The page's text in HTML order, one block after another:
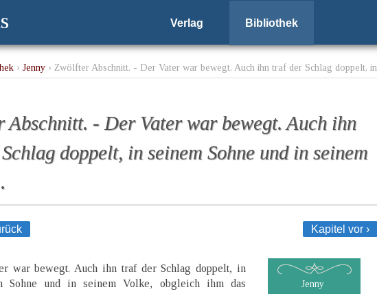
Verlag Bibliothek
› Jenny › Zwölfter Abschnitt. - Der Vater war bewegt. Auch ihn traf der Schlag doppelt,
Abschnitt. - Der Vater war bewegt. Auch ihn
doppelt, in seinem Sohne und in seinem
Kapitel vor ›
war bewegt. Auch ihn traf der Schlag doppelt, in
Sohne und in seinem Volke, obgleich ihm das
Jenny